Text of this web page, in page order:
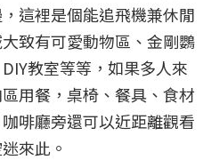
這裡是個能追飛機兼休閒
致有可愛動物區、金剛鸚
教室等等，如果多人來
用餐，桌椅、餐具、食材
啡廳旁還可以近距離觀看
來此。